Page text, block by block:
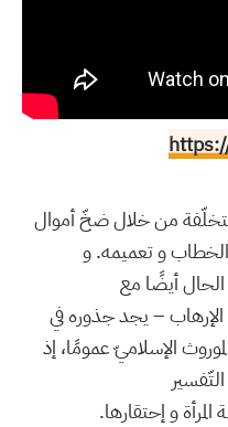
من خلال ضخّ أموال
و تعميمه. و
أيضًا مع
– يجد جذوره في
الإسلاميّ عمومًا، إذ
و إحتقارها.